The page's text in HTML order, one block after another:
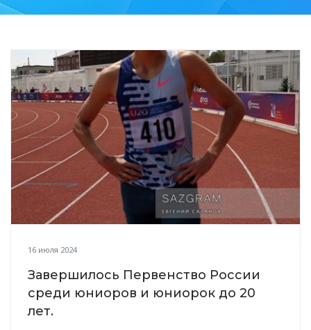
16 июля 2024
Завершилось Первенство России
среди юниоров и юниорок до 20
лет.